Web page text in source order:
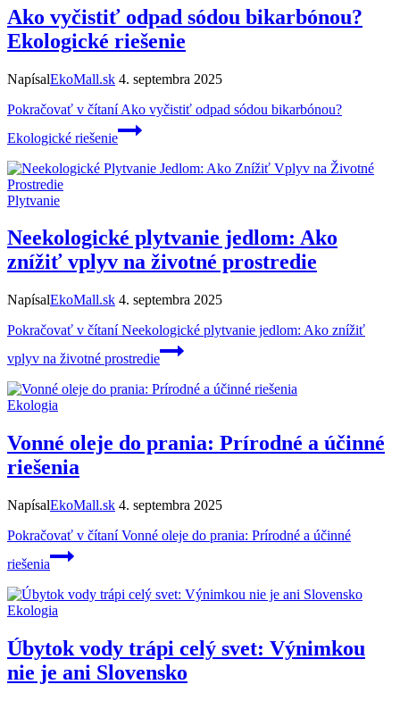
Ako vyčistiť odpad sódou bikarbónou?
Ekologické riešenie
NapísalEkoMall.sk 4. septembra 2025
Pokračovať v čítaníAko vyčistiť odpad sódou bikarbónou?
Ekologické riešenie
Plytvanie
Neekologické plytvanie jedlom: Ako
znížiť vplyv na životné prostredie
NapísalEkoMall.sk 4. septembra 2025
Pokračovať v čítaníNeekologické plytvanie jedlom: Ako znížiť
vplyv na životné prostredie
Ekologia
Vonné oleje do prania: Prírodné a účinné
riešenia
NapísalEkoMall.sk 4. septembra 2025
Pokračovať v čítaníVonné oleje do prania: Prírodné a účinné
riešenia
Ekologia
Úbytok vody trápi celý svet: Výnimkou
nie je ani Slovensko